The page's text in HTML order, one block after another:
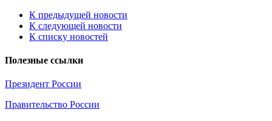
К предыдущей новости
К следующей новости
К списку новостей
Полезные ссылки
Президент России
Правительство России